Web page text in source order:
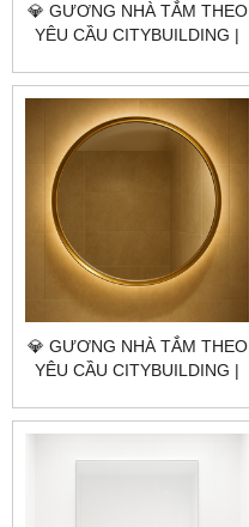
💎 GƯƠNG NHÀ TẮM THEO
YÊU CẦU CITYBUILDING |
GIÁ GƯƠNG NHÀ TẮM XÃ
NGHĨA THÀNH TP.HCM
💎 GƯƠNG NHÀ TẮM THEO
YÊU CẦU CITYBUILDING |
GIÁ GƯƠNG NHÀ TẮM XÃ